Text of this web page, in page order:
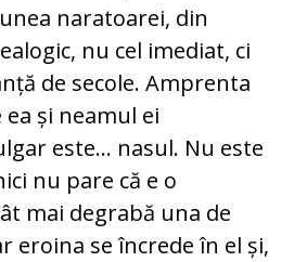
naratoarei, din
nu cel imediat, ci
de secole. Amprenta
și neamul ei
este… nasul. Nu este
nu pare că e o
mai degrabă una de
eroina se încrede în el și,